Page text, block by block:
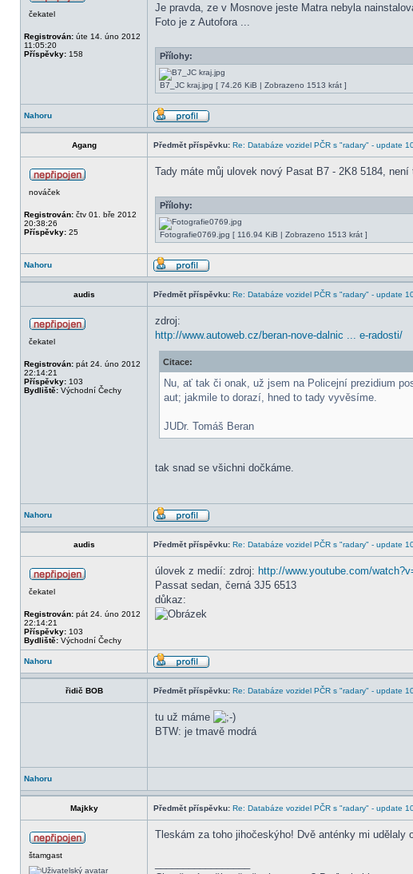
čekatel
Registrován: úte 14. úno 2012
11:05:20
Příspěvky: 158
Je pravda, ze v Mosnove jeste Matra nebyla
Foto je z Autofora ...
Přílohy:
B7_JC kraj.jpg [ 74.26 KiB | Zobrazeno 1513 krát ]
Nahoru
Agang Předmět příspěvku: Re: Databáze vozidel PČR s "radary" - update
nováček
Registrován: čtv 01. bře 2012
20:38:26
Příspěvky: 25
Tady máte můj ulovek nový Pasat B7 - 2K8 5184,
Přílohy:
Fotografie0769.jpg [ 116.94 KiB | Zobrazeno 1513 krát ]
Nahoru
audis Předmět příspěvku: Re: Databáze vozidel PČR s "radary" - update
čekatel
Registrován: pát 24. úno 2012
22:14:21
Příspěvky: 103
Bydliště: Východní Čechy
zdroj:
http://www.autoweb.cz/beran-nove-dalnic ... e-radosti/
Citace:
Nu, ať tak či onak, už jsem na Policejní prezidium
aut; jakmile to dorazí, hned to tady vyvěsíme.
JUDr. Tomáš Beran
tak snad se všichni dočkáme.
Nahoru
audis Předmět příspěvku: Re: Databáze vozidel PČR s "radary" - update
čekatel
Registrován: pát 24. úno 2012
22:14:21
Příspěvky: 103
Bydliště: Východní Čechy
úlovek z medií: zdroj: http://www.youtube.com/
Passat sedan, černá 3J5 6513
důkaz:
Nahoru
řidič BOB Předmět příspěvku: Re: Databáze vozidel PČR s "radary" - update
tu už máme
BTW: je tmavě modrá
Nahoru
Majkky Předmět příspěvku: Re: Databáze vozidel PČR s "radary" - update
štamgast
Tleskám za toho jihočeskýho! Dvě anténky mi udělaly